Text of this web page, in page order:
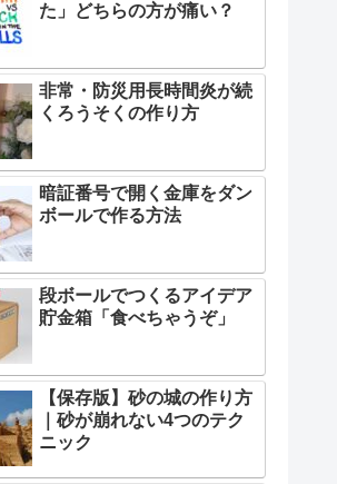
た」どちらの方が痛い？
非常・防災用長時間炎が続
くろうそくの作り方
暗証番号で開く金庫をダン
ボールで作る方法
段ボールでつくるアイデア
貯金箱「食べちゃうぞ」
【保存版】砂の城の作り方
｜砂が崩れない4つのテク
ニック